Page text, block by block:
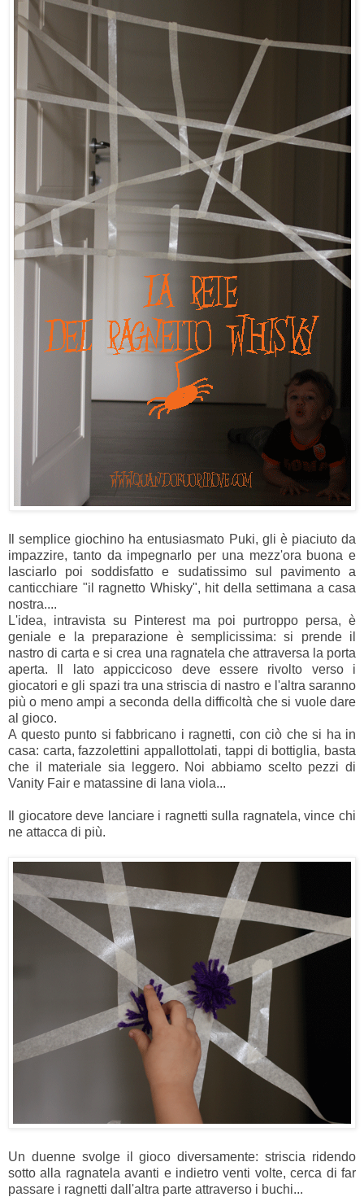
Il semplice giochino ha entusiasmato Puki, gli è piaciuto da
impazzire, tanto da impegnarlo per una mezz'ora buona e
lasciarlo poi soddisfatto e sudatissimo sul pavimento a
canticchiare "il ragnetto Whisky", hit della settimana a casa
nostra....
L'idea, intravista su Pinterest ma poi purtroppo persa, è
geniale e la preparazione è semplicissima: si prende il
nastro di carta e si crea una ragnatela che attraversa la porta
aperta. Il lato appiccicoso deve essere rivolto verso i
giocatori e gli spazi tra una striscia di nastro e l'altra saranno
più o meno ampi a seconda della difficoltà che si vuole dare
al gioco.
A questo punto si fabbricano i ragnetti, con ciò che si ha in
casa: carta, fazzolettini appallottolati, tappi di bottiglia, basta
che il materiale sia leggero. Noi abbiamo scelto pezzi di
Vanity Fair e matassine di lana viola...
Il giocatore deve lanciare i ragnetti sulla ragnatela, vince chi
ne attacca di più.
Un duenne svolge il gioco diversamente: striscia ridendo
sotto alla ragnatela avanti e indietro venti volte, cerca di far
passare i ragnetti dall'altra parte attraverso i buchi...